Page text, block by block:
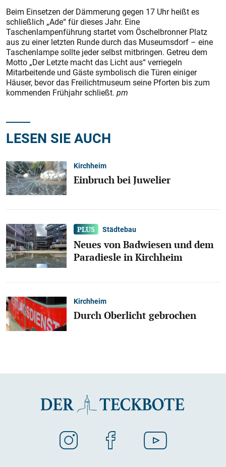
Beim Einsetzen der Dämmerung gegen 17 Uhr heißt es
schließlich „Ade“ für dieses Jahr. Eine
Taschenlampenführung startet vom Öschelbronner Platz
aus zu einer letzten Runde durch das Museumsdorf – eine
Taschenlampe sollte jeder selbst mitbringen. Getreu dem
Motto „Der Letzte macht das Licht aus“ verriegeln
Mitarbeitende und Gäste symbolisch die Türen einiger
Häuser, bevor das Freilichtmuseum seine Pforten bis zum
kommenden Frühjahr schließt. pm
LESEN SIE AUCH
Kirchheim
Einbruch bei Juwelier
Städtebau
Neues von Badwiesen und dem
Paradiesle in Kirchheim
Kirchheim
Durch Oberlicht gebrochen